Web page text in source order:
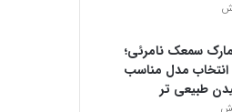
سمعک نامرئی؛
انتخاب مدل مناسب
طبیعی تر